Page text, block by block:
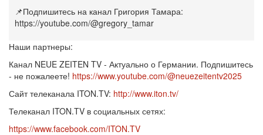
📌Подпишитесь на канал Григория Тамара:
https://youtube.com/@gregory_tamar
Наши партнеры:
Канал NEUE ZEITEN TV - Актуально о Германии. Подпишитесь
- не пожалеете! https://www.youtube.com/@neuezeitentv2025
Сайт телеканала ITON.TV: http://www.iton.tv/
Телеканал ITON.TV в социальных сетях:
https://www.facebook.com/ITON.TV